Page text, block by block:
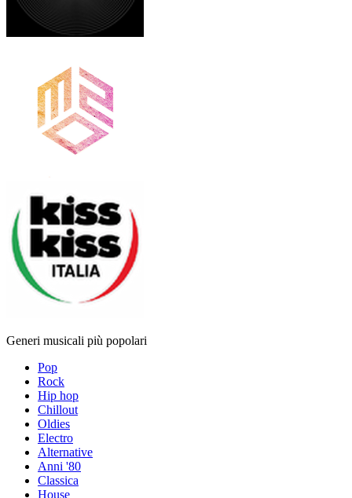
Generi musicali più popolari
Pop
Rock
Hip hop
Chillout
Oldies
Electro
Alternative
Anni '80
Classica
House